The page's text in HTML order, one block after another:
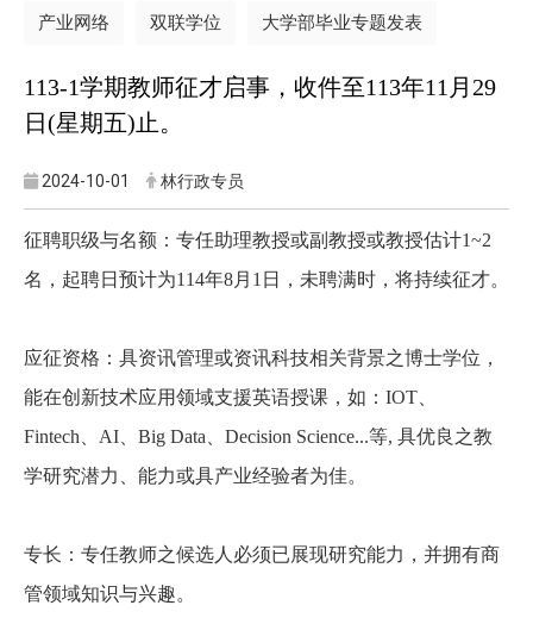
产业网络 双联学位 大学部毕业专题发表
113-1学期教师征才启事，收件至113年11月29
日(星期五)止。
2024-10-01 林行政专员
征聘职级与名额：专任助理教授或副教授或教授估计1~2
名，起聘日预计为114年8月1日，未聘满时，将持续征才。
应征资格：具资讯管理或资讯科技相关背景之博士学位，
能在创新技术应用领域支援英语授课，如：IOT、
Fintech、AI、Big Data、Decision Science...等, 具优良之教
学研究潜力、能力或具产业经验者为佳。
专长：专任教师之候选人必须已展现研究能力，并拥有商
管领域知识与兴趣。